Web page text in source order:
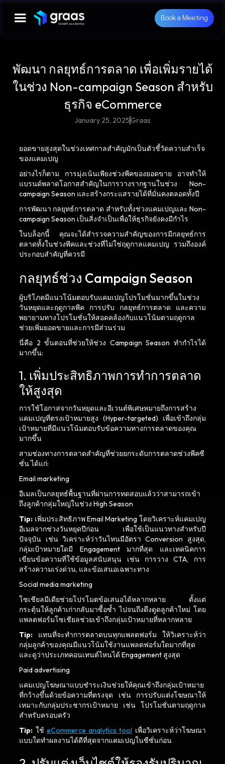
Book a Meeting
พัฒนา กลยุทธ์การตลาด เพื่อเพิ่มรายได้
ในช่วง Non-campaign Season สำหรับ
ธุรกิจ eCommerce
January 25, 2025Graas
ยอดขายสูงสุดในช่วงเทศกาลสำคัญมักเป็นตัวชี้วัดความสำเร็จ
ของแคมเปญ
อย่างไรก็ตาม การมุ่งเน้นเพียงช่วงพีคของยอดขาย อาจทำให้
แบรนด์พลาดโอกาสสำคัญในการวางรากฐานในช่วง Non-
campaign Season และสร้างกระแสรายได้ที่มั่นคงตลอดทั้งปี
การพัฒนา กลยุทธ์การตลาด สำหรับทั้งช่วงแคมเปญและ Non-
campaign Season เป็นสิ่งจำเป็นเพื่อให้ธุรกิจยังคงมีกำไร
ในบล็อกนี้ คุณจะได้สำรวจความสำคัญของการมีกลยุทธ์การ
ตลาดทั้งในช่วงพีคและช่วงที่ไม่ใช่ฤดูกาลแคมเปญ รวมถึงองค์
ประกอบสำคัญที่ควรมี
กลยุทธ์ช่วง Campaign Season
ผู้บริโภคมีแนวโน้มตอบรับแคมเปญโปรโมชั่นมากขึ้นในช่วง
วันหยุดและฤดูกาลพีค การปรับ กลยุทธ์การตลาด และความ
พยายามทางโปรโมชั่นให้สอดคล้องกับแนวโน้มตามฤดูกาล
ช่วยเพิ่มยอดขายและการมีส่วนร่วม
นี่คือ 2 ขั้นตอนที่ช่วยให้ช่วง Campaign Season ทำกำไรได้
มากขึ้น:
1. เพิ่มประสิทธิภาพการทำการตลาด
ให้สูงสุด
การใช้โอกาสจากวันหยุดและอีเวนต์พิเศษหมายถึงการสร้าง
แคมเปญที่ตรงเป้าหมายสูง (Hyper-targeted) เพื่อเข้าถึงกลุ่ม
เป้าหมายที่มีแนวโน้มตอบรับข้อความทางการตลาดของคุณ
มากขึ้น
สามช่องทางการตลาดสำคัญที่ช่วยยกระดับการตลาดช่วงพีคซี
ซั่น ได้แก่:
Email marketing
อีเมลเป็นกลยุทธ์พื้นฐานที่ผ่านการทดสอบแล้วว่าสามารถเข้า
ถึงลูกค้ากลุ่มใหญ่ในช่วง High Season
Tip: เพิ่มประสิทธิภาพ Email Marketing โดยวิเคราะห์แคมเปญ
อีเมลจากช่วงวันหยุดปีก่อน เพื่อใช้เป็นแนวทางสำหรับปี
ปัจจุบัน เช่น วิเคราะห์ว่าวันไหนมีอัตรา Conversion สูงสุด,
กลุ่มเป้าหมายใดมี Engagement มากที่สุด และเทคนิคการ
เขียนข้อความที่ใช้ข้อมูลสนับสนุน เช่น การวาง CTA, การ
สร้างความเร่งด่วน, และข้อเสนอเฉพาะทาง
Social media marketing
โซเชียลมีเดียช่วยโปรโมตข้อเสนอได้หลากหลาย ตั้งแต่
กระตุ้นให้ลูกค้าเก่ากลับมาซื้อซ้ำ ไปจนถึงดึงดูดลูกค้าใหม่ โดย
แพลตฟอร์มโซเชียลช่วยเข้าถึงกลุ่มเป้าหมายที่หลากหลาย
Tip: แทนที่จะทำการตลาดบนทุกแพลตฟอร์ม ให้วิเคราะห์ว่า
กลุ่มลูกค้าของคุณมีแนวโน้มใช้งานแพลตฟอร์มใดมากที่สุด
และดูว่าประเภทคอนเทนต์ไหนได้ Engagement สูงสุด
Paid advertising
แคมเปญโฆษณาแบบชำระเงินช่วยให้คุณเข้าถึงกลุ่มเป้าหมาย
ที่กว้างขึ้นด้วยข้อความที่ตรงจุด เช่น การปรับแต่งโฆษณาให้
เหมาะกับกลุ่มประชากรเป้าหมาย เช่น โปรโมชั่นตามฤดูกาล
สำหรับครอบครัว
Tip: ใช้ eCommerce analytics tool เพื่อวิเคราะห์ว่าโฆษณา
แบบใดทำผลงานได้ดีที่สุดจากแคมเปญในซีซั่นก่อน